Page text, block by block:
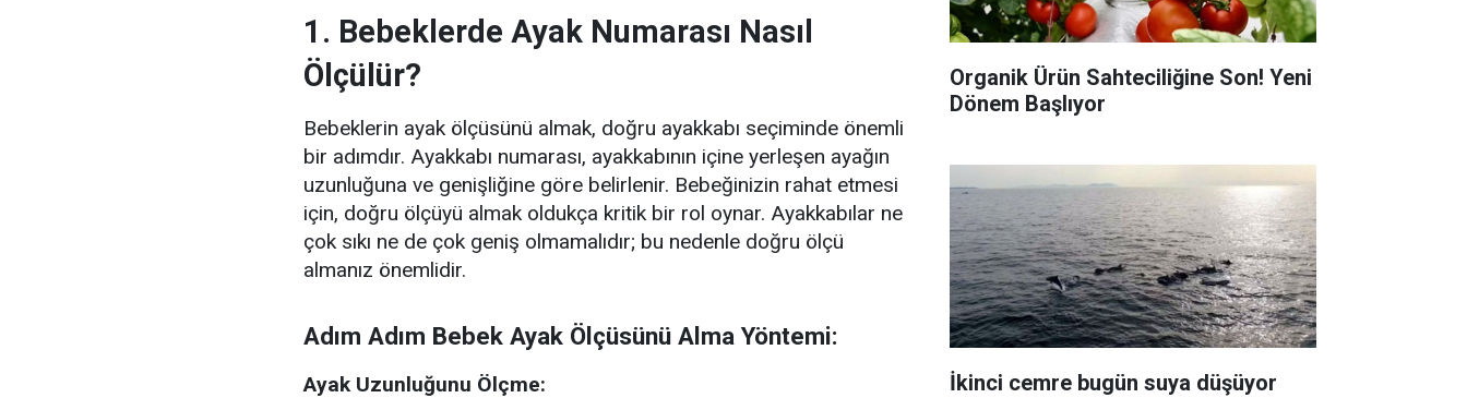
1. Bebeklerde Ayak Numarası Nasıl
Ölçülür?
Bebeklerin ayak ölçüsünü almak, doğru ayakkabı seçiminde önemli
bir adımdır. Ayakkabı numarası, ayakkabının içine yerleşen ayağın
uzunluğuna ve genişliğine göre belirlenir. Bebeğinizin rahat etmesi
için, doğru ölçüyü almak oldukça kritik bir rol oynar. Ayakkabılar ne
çok sıkı ne de çok geniş olmamalıdır; bu nedenle doğru ölçü
almanız önemlidir.
Adım Adım Bebek Ayak Ölçüsünü Alma Yöntemi:
Ayak Uzunluğunu Ölçme:
Organik Ürün Sahteciliğine Son! Yeni
Dönem Başlıyor
İkinci cemre bugün suya düşüyor